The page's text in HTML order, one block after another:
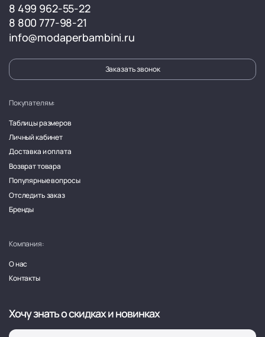
8 499 962-55-22
8 800 777-98-21
info@modaperbambini.ru
Заказать звонок
Покупателям:
Таблицы размеров
Личный кабинет
Доставка и оплата
Возврат товара
Популярные вопросы
Отследить заказ
Бренды
Компания:
О нас
Контакты
Хочу знать о скидках и новинках